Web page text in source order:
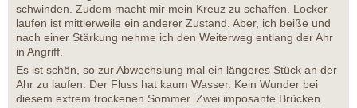
schwinden. Zudem macht mir mein Kreuz zu schaffen. Locker
laufen ist mittlerweile ein anderer Zustand. Aber, ich beiße und
nach einer Stärkung nehme ich den Weiterweg entlang der Ahr
in Angriff.
Es ist schön, so zur Abwechslung mal ein längeres Stück an der
Ahr zu laufen. Der Fluss hat kaum Wasser. Kein Wunder bei
diesem extrem trockenen Sommer. Zwei imposante Brücken